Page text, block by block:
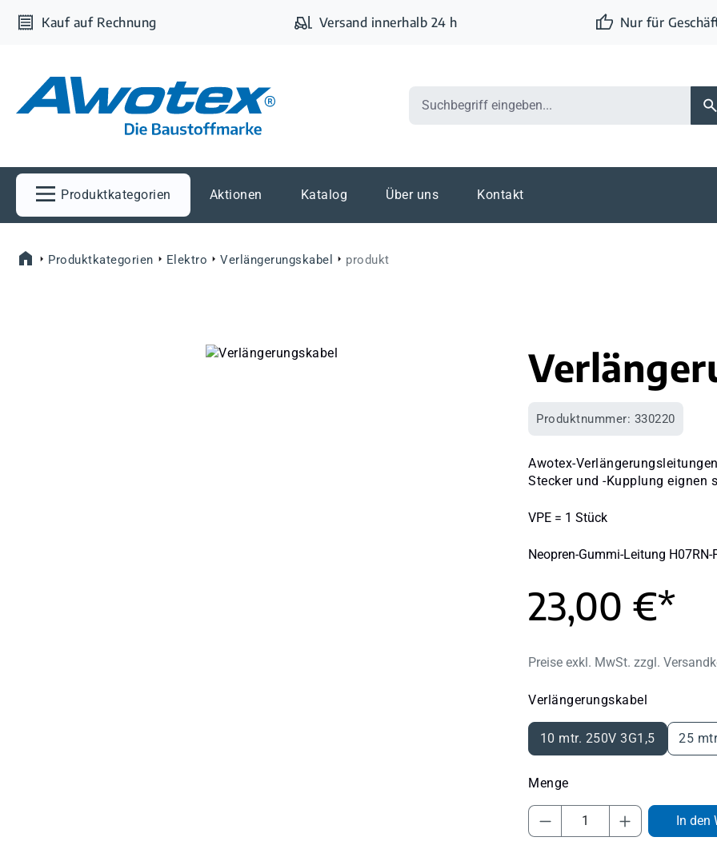
Hauptinhalt springen
Zur Suche springen
Zur Hauptnavigation springen
Kauf auf Rechnung Versand innerhalb 24 h Nur für
Produktkategorien Aktionen Katalog Über uns Kontakt
Produktkategorien Elektro Verlängerungskabel produkt
Produktnummer: 330220
Awotex-
Stecker und -Kupplung eignen
VPE = 1 Stück
Neopren-Gummi-Leitung
23,00 €*
Preise exkl. MwSt. zzgl.
Verlängerungskabel
10 mtr. 250V 3G1,5 25
Produkt Anzahl: Gib
In den